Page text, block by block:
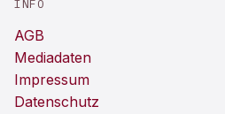
INFO
AGB
Mediadaten
Impressum
Datenschutz